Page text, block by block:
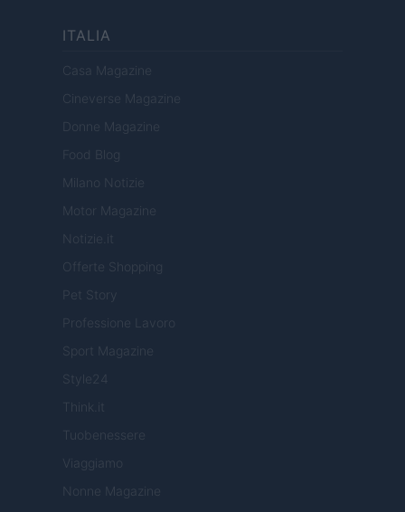
ITALIA
Casa Magazine
Cineverse Magazine
Donne Magazine
Food Blog
Milano Notizie
Motor Magazine
Notizie.it
Offerte Shopping
Pet Story
Professione Lavoro
Sport Magazine
Style24
Think.it
Tuobenessere
Viaggiamo
Nonne Magazine